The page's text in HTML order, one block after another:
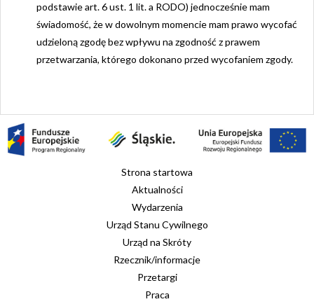
podstawie art. 6 ust. 1 lit. a RODO) jednocześnie mam
świadomość, że w dowolnym momencie mam prawo wycofać
udzieloną zgodę bez wpływu na zgodność z prawem
przetwarzania, którego dokonano przed wycofaniem zgody.
Strona startowa
Aktualności
Wydarzenia
Urząd Stanu Cywilnego
Urząd na Skróty
Rzecznik/informacje
Przetargi
Praca